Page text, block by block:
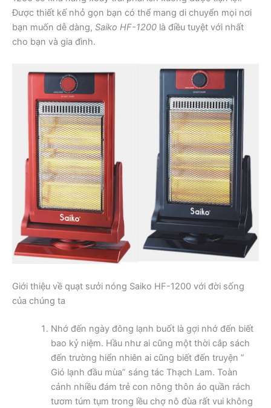
Được thiết kế nhỏ gọn bạn có thể mang di chuyển mọi nơi
bạn muốn dễ dàng, Saiko HF-1200 là điều tuyệt với nhất
cho bạn và gia đình.
Giới thiệu về quạt sưởi nóng Saiko HF-1200 với đời sống
của chúng ta
Nhớ đến ngày đông lạnh buốt là gợi nhớ đến biết
bao kỷ niệm. Hầu như ai cũng một thời cắp sách
đến trường hiển nhiên ai cũng biết đến truyện ”
Gió lạnh đầu mùa” sáng tác Thạch Lam. Toàn
cảnh nhiều đám trẻ con nông thôn áo quần rách
tươm túm tụm trong lều chợ nô đùa rất vui không